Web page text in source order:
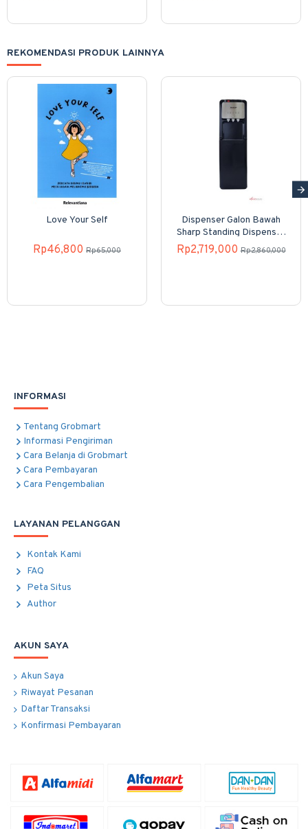
REKOMENDASI PRODUK LAINNYA
Love Your Self
Rp46,800 Rp65,000
Dispenser Galon Bawah
Sharp Standing Dispenser
SWD-82EHL-PB
Rp2,719,000 Rp2,860,000
INFORMASI
Tentang Grobmart
Informasi Pengiriman
Cara Belanja di Grobmart
Cara Pembayaran
Cara Pengembalian
LAYANAN PELANGGAN
Kontak Kami
FAQ
Peta Situs
Author
AKUN SAYA
Akun Saya
Riwayat Pesanan
Daftar Transaksi
Konfirmasi Pembayaran